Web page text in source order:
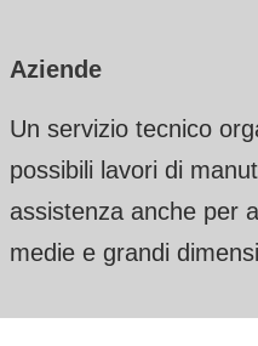
Aziende
Un servizio tecnico
possibili lavori di
assistenza anche per
medie e grandi